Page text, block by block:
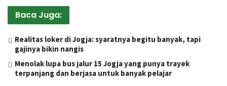
Baca Juga:
Realitas loker di Jogja: syaratnya begitu banyak, tapi
gajinya bikin nangis
Menolak lupa bus jalur 15 Jogja yang punya trayek
terpanjang dan berjasa untuk banyak pelajar